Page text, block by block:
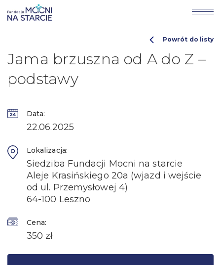
Jama brzuszna od A do Z –
podstawy
Powrót do listy
Data:
22.06.2025
Lokalizacja:
Siedziba Fundacji Mocni na starcie
Aleje Krasińskiego 20a (wjazd i wejście
od ul. Przemysłowej 4)
64-100 Leszno
Cena:
350 zł